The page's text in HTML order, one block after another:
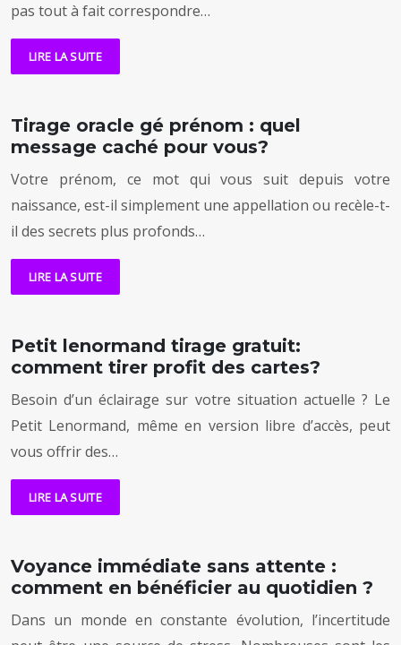
pas tout à fait correspondre…
LIRE LA SUITE
Tirage oracle gé prénom : quel
message caché pour vous?
Votre prénom, ce mot qui vous suit depuis votre
naissance, est-il simplement une appellation ou recèle-t-
il des secrets plus profonds…
LIRE LA SUITE
Petit lenormand tirage gratuit:
comment tirer profit des cartes?
Besoin d’un éclairage sur votre situation actuelle ? Le
Petit Lenormand, même en version libre d’accès, peut
vous offrir des…
LIRE LA SUITE
Voyance immédiate sans attente :
comment en bénéficier au quotidien ?
Dans un monde en constante évolution, l’incertitude